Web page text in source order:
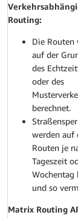
Routing:
Die Routen
auf der
des
oder des
berechnet.
werden auf
Routen je
Tageszeit
Wochentag
und so
Matrix Routing